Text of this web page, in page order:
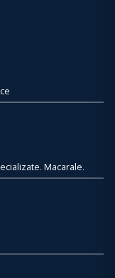
. Macarale.